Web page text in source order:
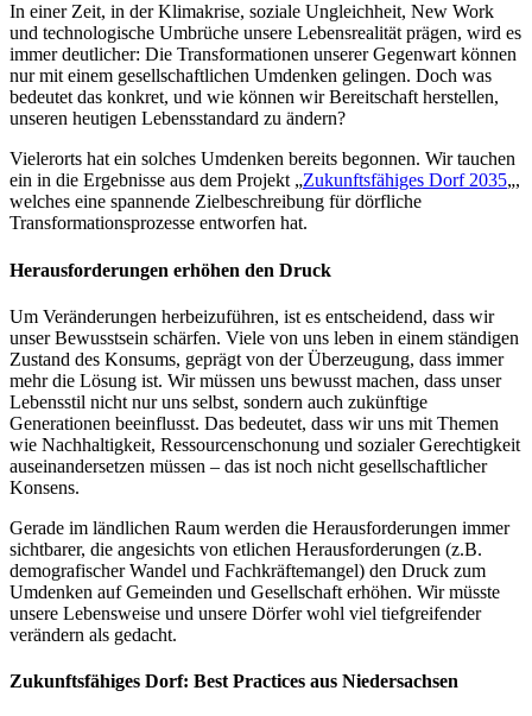
In einer Zeit, in der Klimakrise, soziale Ungleichheit, New Work
und technologische Umbrüche unsere Lebensrealität prägen, wird es
immer deutlicher: Die Transformationen unserer Gegenwart können
nur mit einem gesellschaftlichen Umdenken gelingen. Doch was
bedeutet das konkret, und wie können wir Bereitschaft herstellen,
unseren heutigen Lebensstandard zu ändern?
Vielerorts hat ein solches Umdenken bereits begonnen. Wir tauchen
ein in die Ergebnisse aus dem Projekt „Zukunftsfähiges Dorf 2035„,
welches eine spannende Zielbeschreibung für dörfliche
Transformationsprozesse entworfen hat.
Herausforderungen erhöhen den Druck
Um Veränderungen herbeizuführen, ist es entscheidend, dass wir
unser Bewusstsein schärfen. Viele von uns leben in einem ständigen
Zustand des Konsums, geprägt von der Überzeugung, dass immer
mehr die Lösung ist. Wir müssen uns bewusst machen, dass unser
Lebensstil nicht nur uns selbst, sondern auch zukünftige
Generationen beeinflusst. Das bedeutet, dass wir uns mit Themen
wie Nachhaltigkeit, Ressourcenschonung und sozialer Gerechtigkeit
auseinandersetzen müssen – das ist noch nicht gesellschaftlicher
Konsens.
Gerade im ländlichen Raum werden die Herausforderungen immer
sichtbarer, die angesichts von etlichen Herausforderungen (z.B.
demografischer Wandel und Fachkräftemangel) den Druck zum
Umdenken auf Gemeinden und Gesellschaft erhöhen. Wir müsste
unsere Lebensweise und unsere Dörfer wohl viel tiefgreifender
verändern als gedacht.
Zukunftsfähiges Dorf: Best Practices aus Niedersachsen